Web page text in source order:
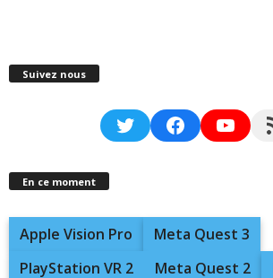
Suivez nous
TwitterFacebook
En ce moment
Apple Vision Pro
Meta Quest 3
PlayStation VR 2
Meta Quest 2